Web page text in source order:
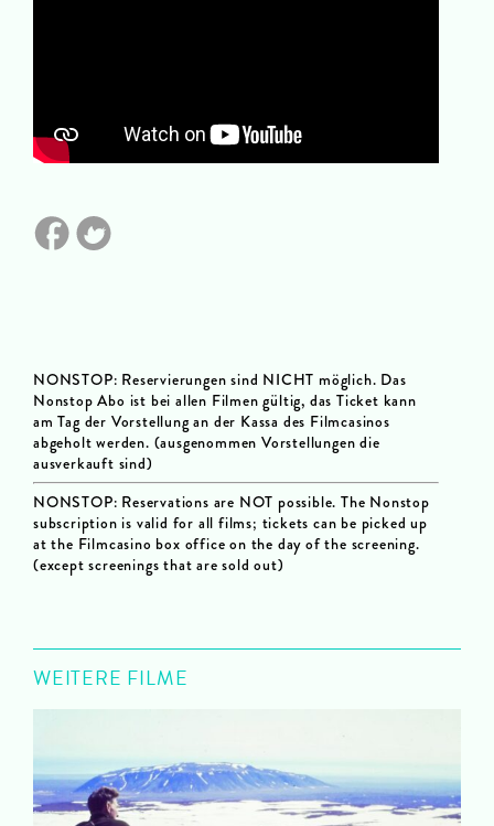
NONSTOP: Reservierungen sind NICHT möglich. Das
Nonstop Abo ist bei allen Filmen gültig, das Ticket kann
am Tag der Vorstellung an der Kassa des Filmcasinos
abgeholt werden. (ausgenommen Vorstellungen die
ausverkauft sind)
NONSTOP: Reservations are NOT possible. The Nonstop
subscription is valid for all films; tickets can be picked up
at the Filmcasino box office on the day of the screening.
(except screenings that are sold out)
WEITERE FILME